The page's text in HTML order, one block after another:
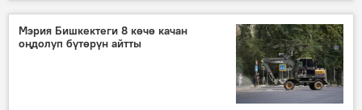
Мэрия Бишкектеги 8 көчө качан
оңдолуп бүтөрүн айтты